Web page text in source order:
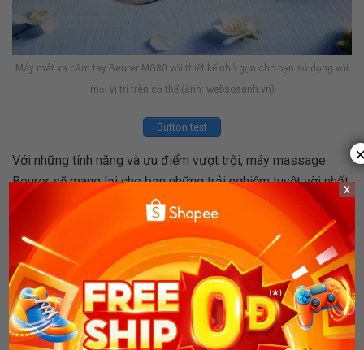
Máy mát xa cầm tay Beurer MG80 với thiết kế nhỏ gọn cho bạn sử dụng với
mọi vị trí trên cơ thể (ảnh: websosanh.vn)
Button text
Với những tính năng và ưu điểm vượt trội, máy massage
Beurer sẽ mang lại cho bạn những trải nghiệm tuyệt vời nhất
xua tan mệt mỏi, lo âu, mang lại cảm giác thư thái. Bạn có thể
sử dụng chúng để massage toàn cơ thể, lưng, đùi,… nhờ thiết
kế nhỏ gọn của máy.
Chỉ với 1.700k đến 2.000k là bạn đã có thể sở hữu riêng cho
mình một em áy massage cầm tay Beurer MG80. Quá là hời
rồi đúng không nào?
x